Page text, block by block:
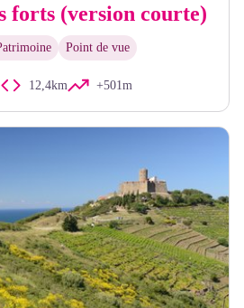
forts (version courte)
Point de vue
12,4km +501m